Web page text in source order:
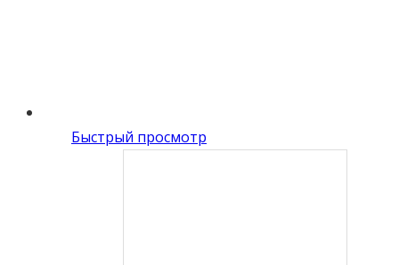
Быстрый просмотр